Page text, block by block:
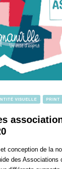
VISUELLE PRINT
conception de la
des Associations